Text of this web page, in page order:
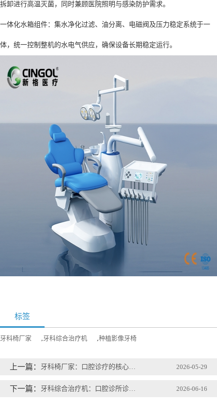
拆卸进行高温灭菌，同时兼顾医院照明与感染防护需求。
一体化水箱组件：集水净化过滤、油分离、电磁阀及压力稳定系统于一
体，统一控制整机的水电气供应，确保设备长期稳定运行。
标签
牙科椅厂家 ,牙科综合治疗机 ,种植影像牙椅
上一篇： 牙科椅厂家：口腔诊疗的核心载体，智能化与人性化的融合典范 2026-05-29
下一篇： 牙科综合治疗机：口腔诊所诊疗核心设备全解析 2026-06-16